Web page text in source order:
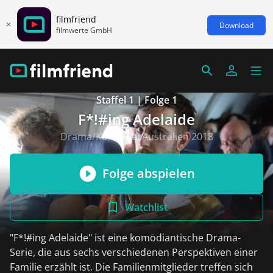
filmfriend
filmwerte GmbH Download
Staffel 1 | Folge 1
F*!#ing Adelaide
Drama/Komödie, Australien 2018
Folge abspielen
Watchlist
"F*!#ing Adelaide" ist eine komödiantische Drama-
Serie, die aus sechs verschiedenen Perspektiven einer
Familie erzählt ist. Die Familienmitglieder treffen sich